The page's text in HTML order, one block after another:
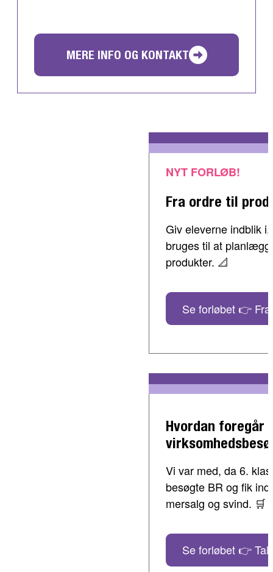
MERE INFO OG KONTAKT
NYT FORLØB!
Fra ordre til
Giv eleverne indblik
bruges til at
produkter. 📐
Se forløbet 👉
Hvordan foregår
Vi var med, da 6.
besøgte BR og fik
mersalg og svind. 🛒
Se forløbet 👉 Tal